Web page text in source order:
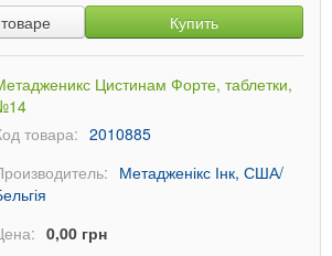
Купить
Цистинам Форте, таблетки,
товара: 2010885
Метадженікс Інк, США/
0,00 грн